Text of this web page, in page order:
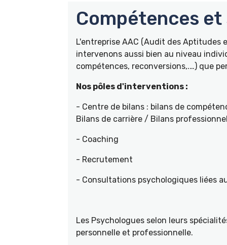
Compétences
L'entreprise AAC (Audit des Aptitudes
intervenons aussi bien au niveau
compétences, reconversions,.…) que
Nos pôles d'interventions :
- Centre de bilans : bilans de
Bilans de carrière / Bilans
- Coaching
- Recrutement
- Consultations psychologiques liées
Les Psychologues selon leurs
personnelle et professionnelle.